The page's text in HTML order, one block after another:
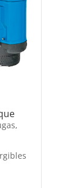
,